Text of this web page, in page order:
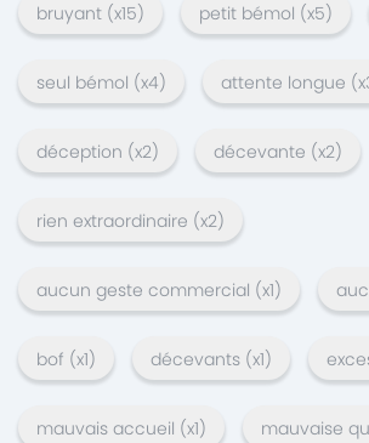
bruyant (x15) petit bémol (x5)
seul bémol (x4) attente longue (x
déception (x2) décevante (x2)
rien extraordinaire (x2)
aucun geste commercial (x1)
bof (x1) décevants (x1)
mauvais accueil (x1) mauvaise